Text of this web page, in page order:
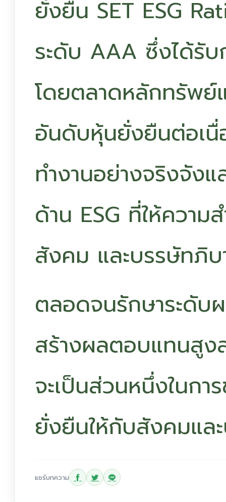
ยั่งยืน SET ESG
ระดับ AAA ซึ่งได้รับ
โดยตลาดหลักทรัพย์
อันดับหุ้นยั่งยืนต่อเ
ทำงานอย่างจริงจัง
ด้าน ESG ที่ให้ควา
สังคม และบรรษัทภิ
ตลอดจนรักษาระดับ
สร้างผลตอบแทนสู
จะเป็นส่วนหนึ่งในก
ยั่งยืนให้กับสังคมและ
แชร์บทความ